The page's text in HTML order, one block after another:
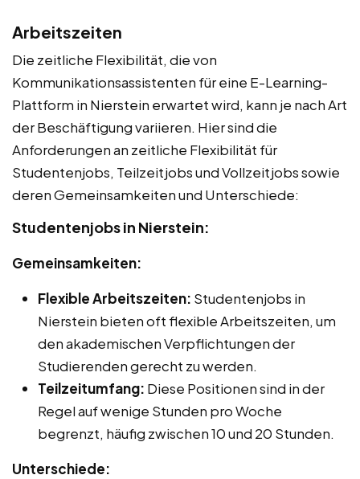
Arbeitszeiten
Die zeitliche Flexibilität, die von
Kommunikationsassistenten für eine E-Learning-
Plattform in Nierstein erwartet wird, kann je nach Art
der Beschäftigung variieren. Hier sind die
Anforderungen an zeitliche Flexibilität für
Studentenjobs, Teilzeitjobs und Vollzeitjobs sowie
deren Gemeinsamkeiten und Unterschiede:
Studentenjobs in Nierstein:
Gemeinsamkeiten:
Flexible Arbeitszeiten: Studentenjobs in
Nierstein bieten oft flexible Arbeitszeiten, um
den akademischen Verpflichtungen der
Studierenden gerecht zu werden.
Teilzeitumfang: Diese Positionen sind in der
Regel auf wenige Stunden pro Woche
begrenzt, häufig zwischen 10 und 20 Stunden.
Unterschiede: